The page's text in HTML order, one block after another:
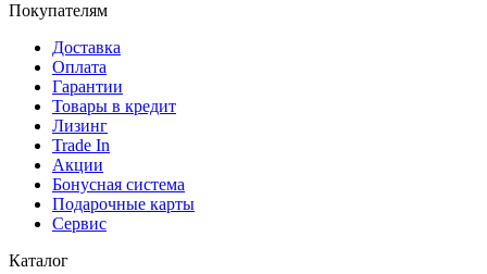
Покупателям
Доставка
Оплата
Гарантии
Товары в кредит
Лизинг
Trade In
Акции
Бонусная система
Подарочные карты
Сервис
Каталог